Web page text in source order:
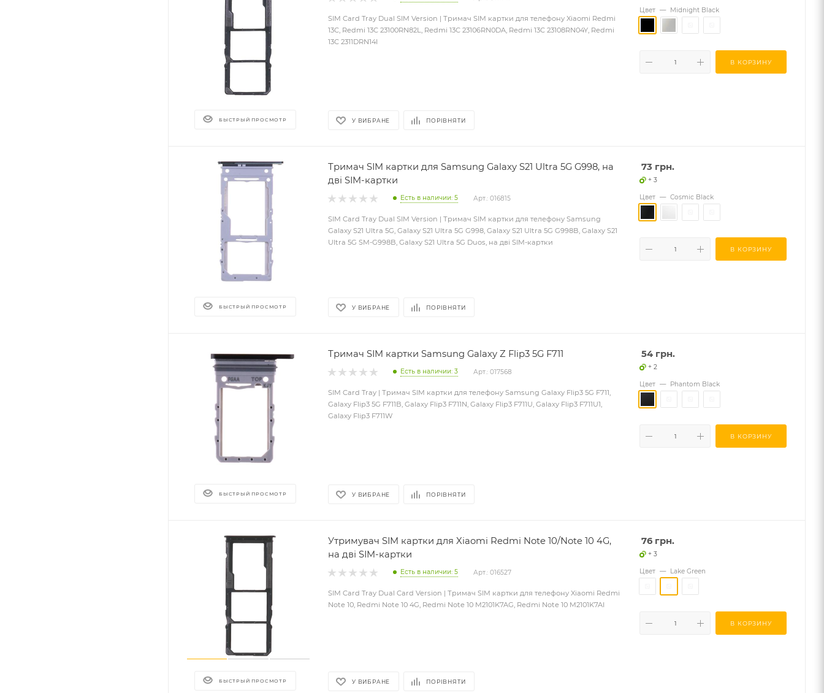
БЫСТРЫЙ ПРОСМОТР
SIM Card Tray Dual SIM Version | Тримач SIM картки для телефону Xiaomi Redmi
13C, Redmi 13C 23100RN82L, Redmi 13C 23106RN0DA, Redmi 13C 23108RN04Y, Redmi
13C 2311DRN14I
У ВИБРАНЕ ПОРІВНЯТИ
Цвет — Midnight Black
В КОРЗИНУ
БЫСТРЫЙ ПРОСМОТР
Тримач SIM картки для Samsung Galaxy S21 Ultra 5G G998, на
дві SIM-картки
Есть в наличии: 5 Арт.: 016815
SIM Card Tray Dual SIM Version | Тримач SIM картки для телефону Samsung
Galaxy S21 Ultra 5G, Galaxy S21 Ultra 5G G998, Galaxy S21 Ultra 5G G998B, Galaxy S21
Ultra 5G SM-G998B, Galaxy S21 Ultra 5G Duos, на дві SIM-картки
У ВИБРАНЕ ПОРІВНЯТИ
73 грн.
+ 3
Цвет — Cosmic Black
В КОРЗИНУ
БЫСТРЫЙ ПРОСМОТР
Тримач SIM картки Samsung Galaxy Z Flip3 5G F711
Есть в наличии: 3 Арт.: 017568
SIM Card Tray | Тримач SIM картки для телефону Samsung Galaxy Flip3 5G F711,
Galaxy Flip3 5G F711B, Galaxy Flip3 F711N, Galaxy Flip3 F711U, Galaxy Flip3 F711U1,
Galaxy Flip3 F711W
У ВИБРАНЕ ПОРІВНЯТИ
54 грн.
+ 2
Цвет — Phantom Black
В КОРЗИНУ
БЫСТРЫЙ ПРОСМОТР
Утримувач SIM картки для Xiaomi Redmi Note 10/Note 10 4G,
на дві SIM-картки
Есть в наличии: 5 Арт.: 016527
SIM Card Tray Dual Card Version | Тримач SIM картки для телефону Xiaomi Redmi
Note 10, Redmi Note 10 4G, Redmi Note 10 M2101K7AG, Redmi Note 10 M2101K7AI
У ВИБРАНЕ ПОРІВНЯТИ
76 грн.
+ 3
Цвет — Lake Green
В КОРЗИНУ